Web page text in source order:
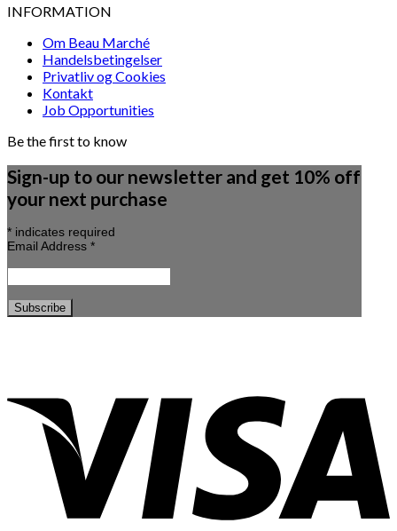
INFORMATION
Om Beau Marché
Handelsbetingelser
Privatliv og Cookies
Kontakt
Job Opportunities
Be the first to know
Sign-up to our newsletter and get 10% off
your next purchase
* indicates required
Email Address *